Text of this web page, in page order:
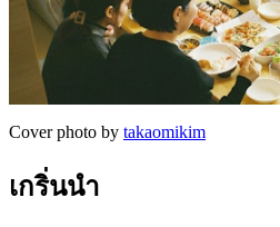
Cover photo by takaomikim
เกริ่นนำ